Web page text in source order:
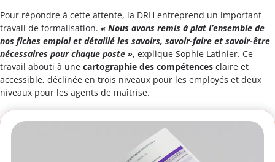
Pour répondre à cette attente, la DRH entreprend un important
travail de formalisation. « Nous avons remis à plat l’ensemble de
nos fiches emploi et détaillé les savoirs, savoir-faire et savoir-être
nécessaires pour chaque poste », explique Sophie Latinier. Ce
travail abouti à une cartographie des compétences claire et
accessible, déclinée en trois niveaux pour les employés et deux
niveaux pour les agents de maîtrise.